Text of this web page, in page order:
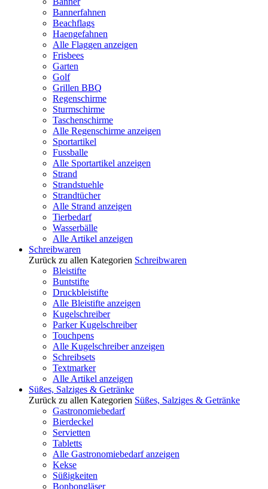
Bannerfahnen
Beachflags
Haengefahnen
Alle Flaggen anzeigen
Frisbees
Garten
Golf
Grillen BBQ
Regenschirme
Sturmschirme
Taschenschirme
Alle Regenschirme anzeigen
Sportartikel
Fussballe
Alle Sportartikel anzeigen
Strand
Strandstuehle
Strandtücher
Alle Strand anzeigen
Tierbedarf
Wasserbälle
Alle Artikel anzeigen
Schreibwaren
Zurück zu allen Kategorien Schreibwaren
Bleistifte
Buntstifte
Druckbleistifte
Alle Bleistifte anzeigen
Kugelschreiber
Parker Kugelschreiber
Touchpens
Alle Kugelschreiber anzeigen
Schreibsets
Textmarker
Alle Artikel anzeigen
Süßes, Salziges & Getränke
Zurück zu allen Kategorien Süßes, Salziges & Getränke
Gastronomiebedarf
Bierdeckel
Servietten
Tabletts
Alle Gastronomiebedarf anzeigen
Kekse
Süßigkeiten
Bonbongläser